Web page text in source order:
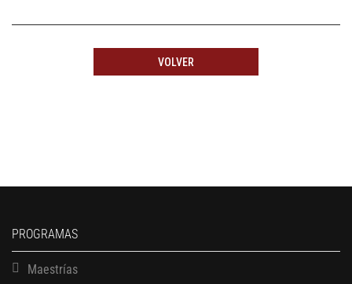
VOLVER
PROGRAMAS
Maestrías